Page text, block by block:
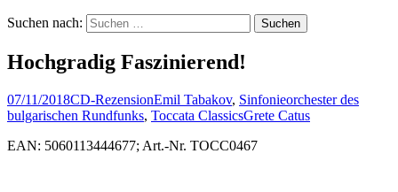
Suchen nach:
Hochgradig Faszinierend!
07/11/2018CD-RezensionEmil Tabakov, Sinfonieorchester des
bulgarischen Rundfunks, Toccata ClassicsGrete Catus
EAN: 5060113444677; Art.-Nr. TOCC0467